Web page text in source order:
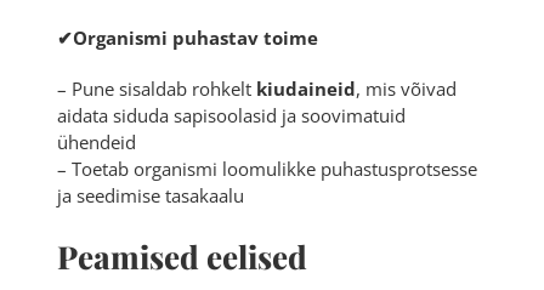
✔Organismi puhastav toime
– Pune sisaldab rohkelt kiudaineid, mis võivad
aidata siduda sapisoolasid ja soovimatuid
ühendeid
– Toetab organismi loomulikke puhastusprotsesse
ja seedimise tasakaalu
Peamised eelised